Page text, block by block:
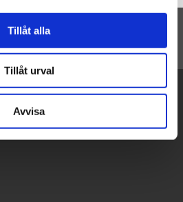
Tillåt alla
Tillåt urval
Avvisa
TOPPEN